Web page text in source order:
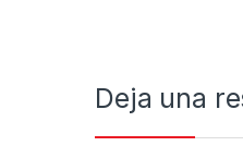
Deja una